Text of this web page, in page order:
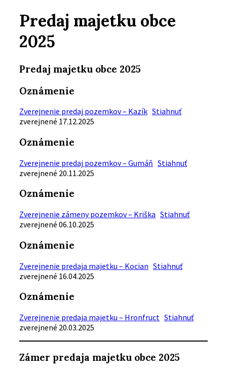
vyhľadávanie
Predaj majetku obce
2025
Predaj majetku obce 2025
Oznámenie
Zverejnenie predaj pozemkov – Kazík Stiahnuť
zverejnené 17.12.2025
Oznámenie
Zverejnenie predaj pozemkov – Gumáň Stiahnuť
zverejnené 20.11.2025
Oznámenie
Zverejnenie zámeny pozemkov – Kriška Stiahnuť
zverejnené 06.10.2025
Oznámenie
Zverejnenie predaja majetku – Kocian Stiahnuť
zverejnené 16.04.2025
Oznámenie
Zverejnenie predaja majetku – Hronfruct Stiahnuť
zverejnené 20.03.2025
Zámer predaja majetku obce 2025